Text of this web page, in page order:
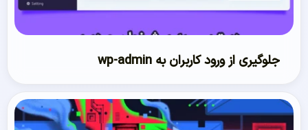
جلوگیری از ورود کاربران به wp-admin